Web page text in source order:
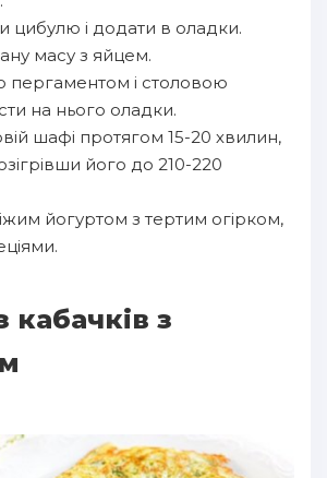
цибулю і додати в оладки.
масу з яйцем.
пергаментом і столовою
на нього оладки.
шафі протягом 15-20 хвилин,
його до 210-220
йогуртом з тертим огірком,
кабачків з